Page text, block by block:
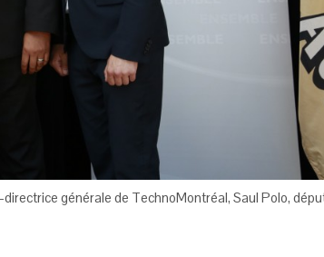
générale de TechnoMontréal, Saul Polo,